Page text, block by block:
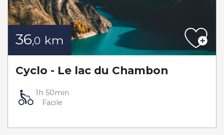
36,0 km
Cyclo - Le lac du Chambon
1h 50min
Facile